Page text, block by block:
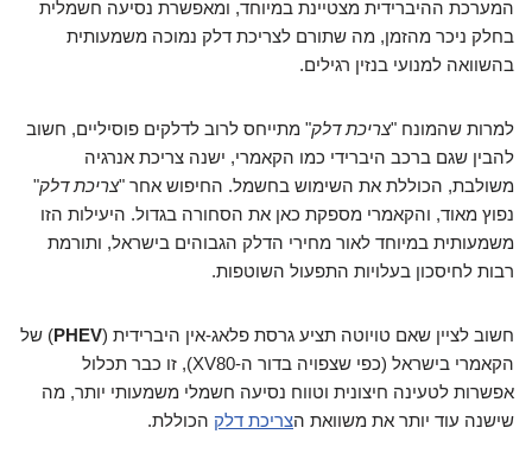
המערכת ההיברידית מצטיינת במיוחד, ומאפשרת נסיעה חשמלית
בחלק ניכר מהזמן, מה שתורם לצריכת דלק נמוכה משמעותית
בהשוואה למנועי בנזין רגילים.
למרות שהמונח "צריכת דלק" מתייחס לרוב לדלקים פוסיליים, חשוב
להבין שגם ברכב היברידי כמו הקאמרי, ישנה צריכת אנרגיה
משולבת, הכוללת את השימוש בחשמל. החיפוש אחר "צריכת דלק"
נפוץ מאוד, והקאמרי מספקת כאן את הסחורה בגדול. היעילות הזו
משמעותית במיוחד לאור מחירי הדלק הגבוהים בישראל, ותורמת
רבות לחיסכון בעלויות התפעול השוטפות.
חשוב לציין שאם טויוטה תציע גרסת פלאג-אין היברידית (PHEV) של
הקאמרי בישראל (כפי שצפויה בדור ה-XV80), זו כבר תכלול
אפשרות לטעינה חיצונית וטווח נסיעה חשמלי משמעותי יותר, מה
שישנה עוד יותר את משוואת הצריכת דלק הכוללת.